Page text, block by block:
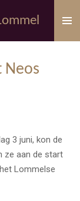
Neos
3 juni, kon de
ze aan de start
Lommelse